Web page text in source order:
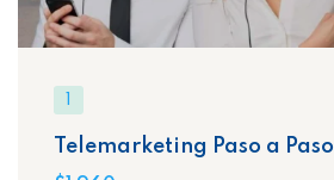
Telemarketing Paso a Paso